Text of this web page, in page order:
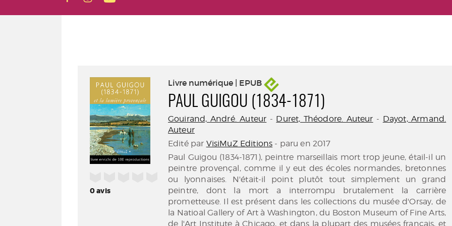
0avis
Livre numérique | EPUB
PAUL GUIGOU (1834-1871)
Gouirand, André. Auteur - Duret, Théodore. Auteur - Dayot, Armand.
Auteur
Edité par VisiMuZ Editions - paru en 2017
Paul Guigou (1834-1871), peintre marseillais mort trop jeune, étail-il un
peintre provençal, comme il y eut des écoles normandes, bretonnes
ou lyonnaises. N'était-il point plutôt tout simplement un grand
peintre, dont la mort a interrompu brutalement la carrière
prometteuse. Il est présent dans les collections du musée d'Orsay, de
la Natioal Gallery of Art à Washington, du Boston Museum of Fine Arts,
de l'Art Institute à Chicago, et dans la plupart des musées français, et